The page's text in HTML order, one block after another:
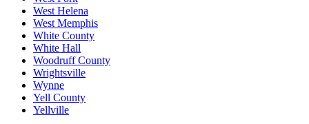
West Helena
West Memphis
White County
White Hall
Woodruff County
Wrightsville
Wynne
Yell County
Yellville